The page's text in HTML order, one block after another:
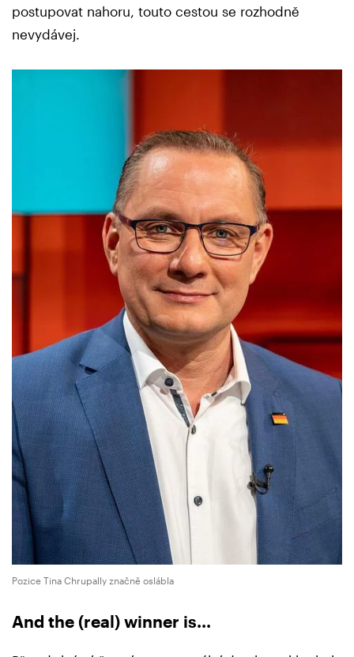
postupovat nahoru, touto cestou se rozhodně
nevydávej.
Pozice Tina Chrupally značně oslábla
And the (real) winner is...